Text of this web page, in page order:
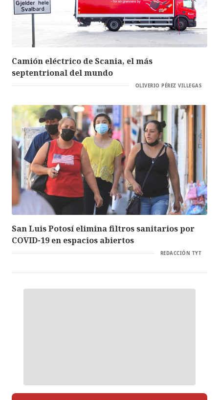
Camión eléctrico de Scania, el más
septentrional del mundo
OLIVERIO PÉREZ VILLEGAS
San Luis Potosí elimina filtros sanitarios por
COVID-19 en espacios abiertos
REDACCIÓN TYT